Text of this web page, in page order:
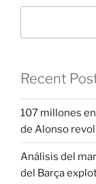
Recent
107 millones
de Alonso
Análisis del
del Barça